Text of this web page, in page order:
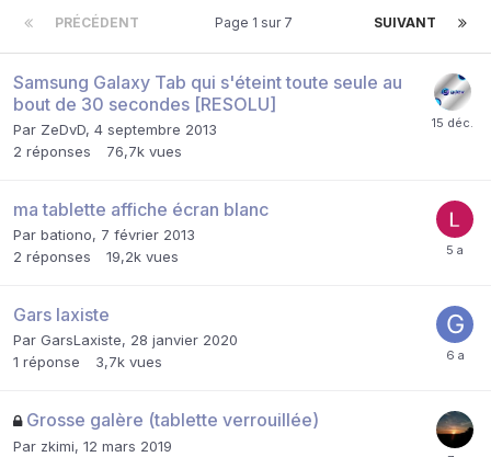
PRÉCÉDENT SUIVANT
Page 1 sur 7
Samsung Galaxy Tab qui s'éteint toute seule au
bout de 30 secondes [RESOLU]
Par ZeDvD, 4 septembre 2013
2 réponses 76,7k vues
ma tablette affiche écran blanc
Par bationo, 7 février 2013
2 réponses 19,2k vues
Gars laxiste
Par GarsLaxiste, 28 janvier 2020
1 réponse 3,7k vues
Grosse galère (tablette verrouillée)
Par zkimi, 12 mars 2019